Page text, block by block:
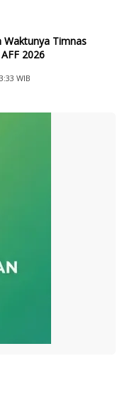
Waktunya Timnas
2026
WIB